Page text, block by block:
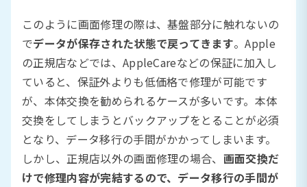
このように画面修理の際は、基盤部分に触れないの
でデータが保存された状態で戻ってきます。Apple
の正規店などでは、AppleCareなどの保証に加入し
ていると、保証外よりも低価格で修理が可能です
が、本体交換を勧められるケースが多いです。本体
交換をしてしまうとバックアップをとることが必須
となり、データ移行の手間がかかってしまいます。
しかし、正規店以外の画面修理の場合、 画面交換だ
けで修理内容が完結するので、データ移行の手間が